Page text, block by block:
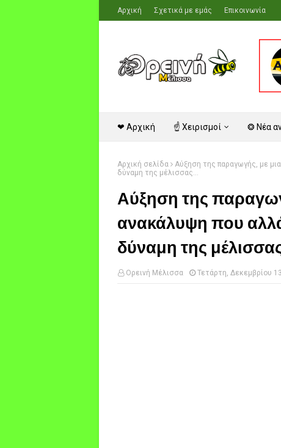
Αρχική Σχετικά με εμάς Επικοινωνία
❤ Αρχική ☝ Χειρισμοί ❂ Νέα
Αρχική σελίδα
Αύξηση της παραγωγής, με
δύναμη της μέλισσας...
Αύξηση της
ανακάλυψη που
δύναμη της
Ορεινή Μέλισσα Τετάρτη, Δεκεμβρίου